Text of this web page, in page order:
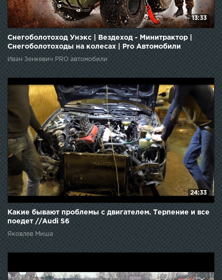
13:33
Снегоболотоход Унэкс | Вездеход - Минитрактор |
Снегоболотоходы на колесах | Pro Автомобили
Иван Зенкевич PRO автомобили
24:33
Какие бывают проблемы с двигателем. Терпение и все
поедет //Audi S6
Яковлев Миша